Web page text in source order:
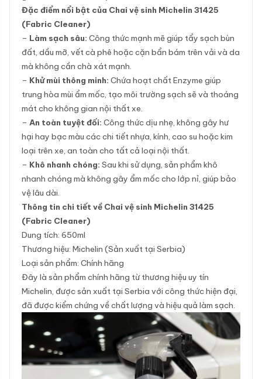
Đặc điểm nổi bật của Chai vệ sinh Michelin 31425
(Fabric Cleaner)
– Làm sạch sâu: Công thức mạnh mẽ giúp tẩy sạch bùn
đất, dầu mỡ, vết cà phê hoặc cặn bẩn bám trên vải và da
mà không cần chà xát mạnh.
– Khử mùi thông minh: Chứa hoạt chất Enzyme giúp
trung hòa mùi ẩm mốc, tạo môi trường sạch sẽ và thoáng
mát cho không gian nội thất xe.
– An toàn tuyệt đối: Công thức dịu nhẹ, không gây hư
hại hay bạc màu các chi tiết nhựa, kính, cao su hoặc kim
loại trên xe, an toàn cho tất cả loại nội thất.
– Khô nhanh chóng: Sau khi sử dụng, sản phẩm khô
nhanh chóng mà không gây ẩm mốc cho lớp nỉ, giúp bảo
vệ lâu dài.
Thông tin chi tiết về Chai vệ sinh Michelin 31425
(Fabric Cleaner)
Dung tích: 650ml
Thương hiệu: Michelin (Sản xuất tại Serbia)
Loại sản phẩm: Chính hãng
Đây là sản phẩm chính hãng từ thương hiệu uy tín
Michelin, được sản xuất tại Serbia với công thức hiện đại,
đã được kiểm chứng về chất lượng và hiệu quả làm sạch.